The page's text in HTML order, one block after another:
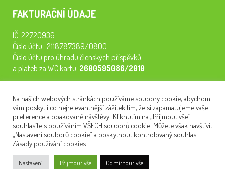
FAKTURAČNÍ ÚDAJE
IČ: 22720936
Číslo účtu.: 2118787389/0800
Číslo účtu pro úhradu členských příspěvků
a plateb za WC kartu: 2600595086/2010
semináře, konferenci, plavbu na lodi a WC kartu. Z peněz
tiskneme odborné publikace pro pacienty.
NEWSLETTER
Na našich webových stránkách používáme soubory cookie, abychom
vám poskytli co nejrelevantnější zážitek tím, že si zapamatujeme vaše
preference a opakované návštěvy. Kliknutím na „Přijmout vše“
souhlasíte s používáním VŠECH souborů cookie. Můžete však navštívit
„Nastavení souborů cookie“ a poskytnout kontrolovaný souhlas.
Zásady používání cookies
Nastavení Přijmout vše Odmítnout vše